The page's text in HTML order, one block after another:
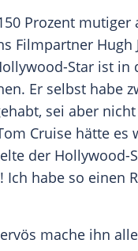
Prozent mutiger
Filmpartner Hugh
Star ist in
Er selbst habe
sei aber
Cruise hätte es
der Hollywood-
Ich habe so einen
mache ihn